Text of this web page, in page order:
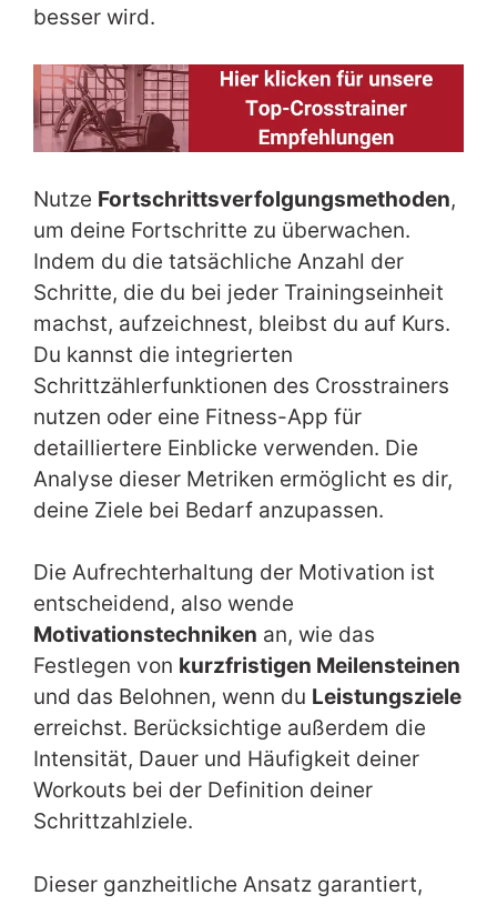
besser wird.
Nutze Fortschrittsverfolgungsmethoden,
um deine Fortschritte zu überwachen.
Indem du die tatsächliche Anzahl der
Schritte, die du bei jeder Trainingseinheit
machst, aufzeichnest, bleibst du auf Kurs.
Du kannst die integrierten
Schrittzählerfunktionen des Crosstrainers
nutzen oder eine Fitness-App für
detailliertere Einblicke verwenden. Die
Analyse dieser Metriken ermöglicht es dir,
deine Ziele bei Bedarf anzupassen.
Die Aufrechterhaltung der Motivation ist
entscheidend, also wende
Motivationstechniken an, wie das
Festlegen von kurzfristigen Meilensteinen
und das Belohnen, wenn du Leistungsziele
erreichst. Berücksichtige außerdem die
Intensität, Dauer und Häufigkeit deiner
Workouts bei der Definition deiner
Schrittzahlziele.
Dieser ganzheitliche Ansatz garantiert,